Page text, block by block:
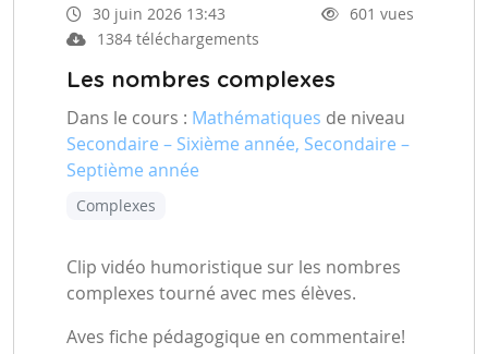
30 juin 2026 13:43
601 vues
1384 téléchargements
Les nombres complexes
Dans le cours : Mathématiques de niveau
Secondaire – Sixième année, Secondaire –
Septième année
Complexes
Clip vidéo humoristique sur les nombres
complexes tourné avec mes élèves.
Aves fiche pédagogique en commentaire!